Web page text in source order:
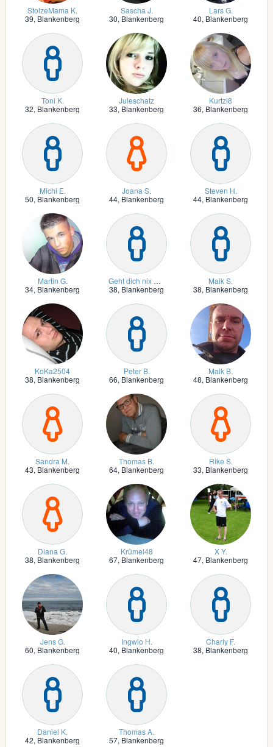
StolzeMama K.
39, Blankenberg
Sascha J.
30, Blankenberg
Lars G.
40, Blankenberg
Toni K.
32, Blankenberg
Juleschatz
33, Blankenberg
Kurtzi8
36, Blankenberg
Michi E.
50, Blankenberg
Joana S.
44, Blankenberg
Steven H.
44, Blankenberg
Martin G.
34, Blankenberg
Geht dich nix an G.
38, Blankenberg
Maik S.
38, Blankenberg
KoKa2504
38, Blankenberg
Peter B.
66, Blankenberg
Maik B.
48, Blankenberg
Sandra M.
43, Blankenberg
Thomas B.
64, Blankenberg
Rike S.
33, Blankenberg
Diana G.
38, Blankenberg
Krümel48
67, Blankenberg
X Y.
47, Blankenberg
Jens G.
60, Blankenberg
Ingwio H.
40, Blankenberg
Charly F.
38, Blankenberg
Daniel K.
42, Blankenberg
Thomas A.
57, Blankenberg